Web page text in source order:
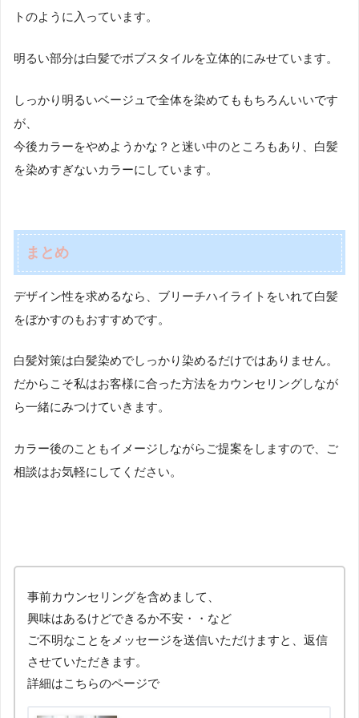
トのように入っています。
明るい部分は白髪でボブスタイルを立体的にみせています。
しっかり明るいベージュで全体を染めてももちろんいいです
が、
今後カラーをやめようかな？と迷い中のところもあり、白髪
を染めすぎないカラーにしています。
まとめ
デザイン性を求めるなら、ブリーチハイライトをいれて白髪
をぼかすのもおすすめです。
白髪対策は白髪染めでしっかり染めるだけではありません。
だからこそ私はお客様に合った方法をカウンセリングしなが
ら一緒にみつけていきます。
カラー後のこともイメージしながらご提案をしますので、ご
相談はお気軽にしてください。
事前カウンセリングを含めまして、
興味はあるけどできるか不安・・など
ご不明なことをメッセージを送信いただけますと、返信
させていただきます。
詳細はこちらのページで